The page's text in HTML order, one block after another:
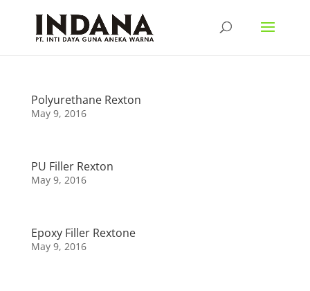
Polyurethane Rexton
May 9, 2016
PU Filler Rexton
May 9, 2016
Epoxy Filler Rextone
May 9, 2016